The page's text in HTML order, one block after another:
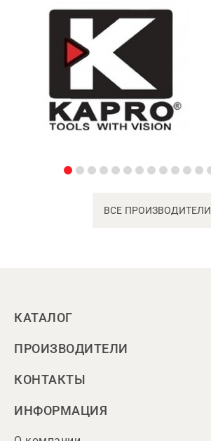
ВСЕ ПРОИЗВОДИТЕЛИ
КАТАЛОГ
ПРОИЗВОДИТЕЛИ
КОНТАКТЫ
ИНФОРМАЦИЯ